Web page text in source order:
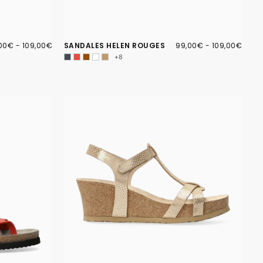
- PRIX
109,00€ SANDALES HELEN ROUGES 99,00€
PRIX
99,00€ - PRIX
109,00€
+8